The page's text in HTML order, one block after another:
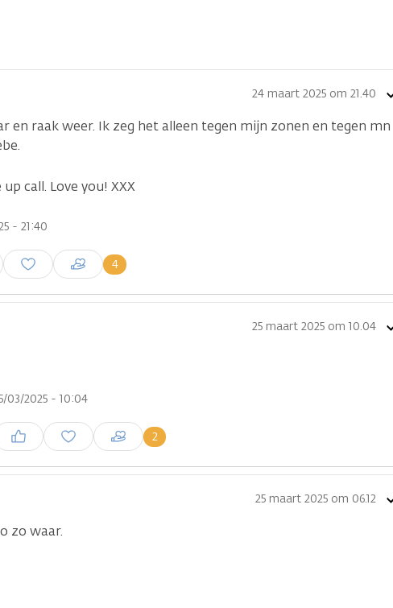
24 maart 2025 om 21.40
en raak weer. Ik zeg het alleen tegen mijn zonen en tegen mn
call. Love you! XXX
- 21:40
4
een reactie te
25 maart 2025 om 10.04
03/2025 - 10:04
2
om een reactie te
25 maart 2025 om 06.12
zo waar.